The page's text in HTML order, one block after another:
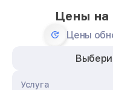
Цены на
Цены
Услуга